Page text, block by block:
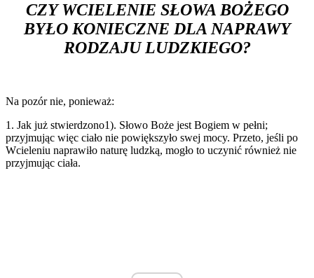
CZY WCIELENIE SŁOWA BOŻEGO
BYŁO KONIECZNE DLA NAPRAWY
RODZAJU LUDZKIEGO?
Na pozór nie, ponieważ:
1. Jak już stwierdzono1). Słowo Boże jest Bogiem w pełni;
przyjmując więc ciało nie powiększyło swej mocy. Przeto, jeśli po
Wcieleniu naprawiło naturę ludzką, mogło to uczynić również nie
przyjmując ciała.